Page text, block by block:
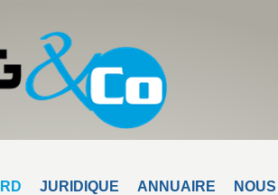
JURIDIQUE ANNUAIRE